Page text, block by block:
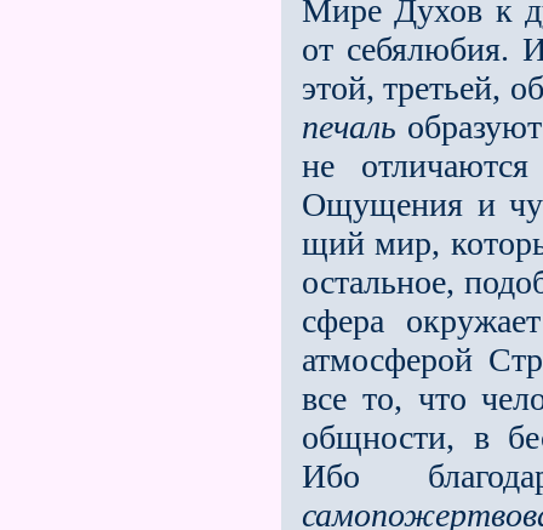
Мире Духов к
от себялюбия.
этой, третьей,
печаль
не
Ощущения и
щий мир,
остальное,
сфера
атмосферой
все то, что
общности, в
Ибо